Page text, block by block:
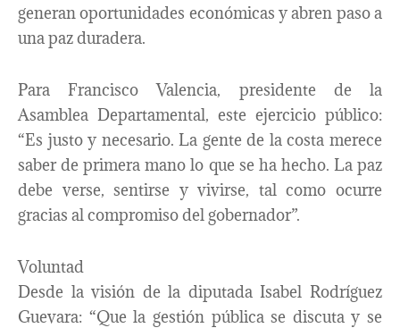
generan oportunidades económicas y abren paso a
una paz duradera.
Para Francisco Valencia, presidente de la
Asamblea Departamental, este ejercicio público:
“Es justo y necesario. La gente de la costa merece
saber de primera mano lo que se ha hecho. La paz
debe verse, sentirse y vivirse, tal como ocurre
gracias al compromiso del gobernador”.
Voluntad
Desde la visión de la diputada Isabel Rodríguez
Guevara: “Que la gestión pública se discuta y se